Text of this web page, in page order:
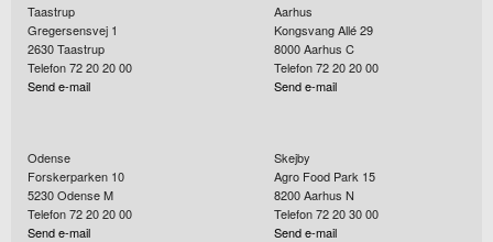
Taastrup
Gregersensvej 1
2630Taastrup
Telefon 72 20 20 00
Send e-mail
Aarhus
Kongsvang Allé 29
8000Aarhus C
Telefon 72 20 20 00
Send e-mail
Odense
Forskerparken 10
5230Odense M
Telefon 72 20 20 00
Send e-mail
Skejby
Agro Food Park 15
8200Aarhus N
Telefon 72 20 30 00
Send e-mail